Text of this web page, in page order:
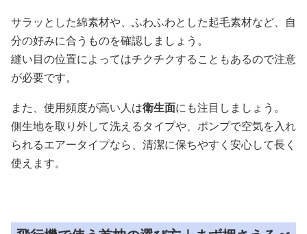
サラッとした綿素材や、ふわふわとした起毛素材など、自
分の好みに合うものを確認しましょう。
縫い目の位置によってはチクチクすることもあるので注意
が必要です。
また、使用頻度が高い人は衛生面にも注目しましょう。
側生地を取り外して洗えるタイプや、ポンプで空気を入れ
られるエアータイプなら、清潔に保ちやすく安心して長く
使えます。